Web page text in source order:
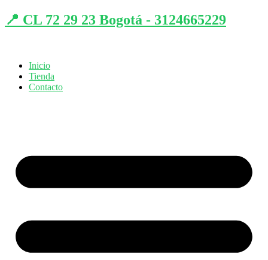
📍 CL 72 29 23 Bogotá - 3124665229
Inicio
Tienda
Contacto